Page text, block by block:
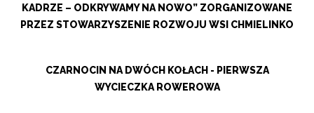
KADRZE – ODKRYWAMY NA NOWO” ZORGANIZOWANE
PRZEZ STOWARZYSZENIE ROZWOJU WSI CHMIELINKO
CZARNOCIN NA DWÓCH KOŁACH - PIERWSZA
WYCIECZKA ROWEROWA